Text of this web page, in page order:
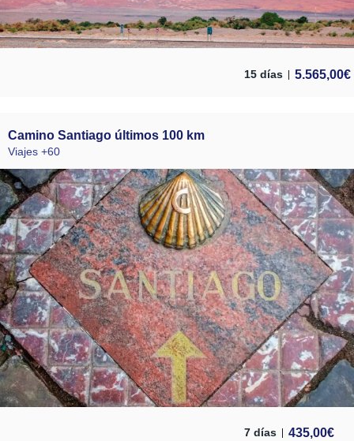
15 días 5.565,00€
Camino Santiago últimos 100 km
Viajes +60
7 días 435,00€